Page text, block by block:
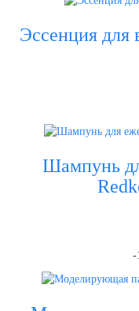
Эссенция для
Шампунь
-